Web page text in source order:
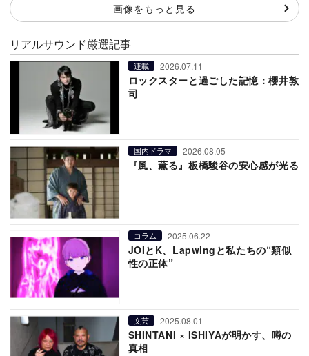
画像をもっと見る
リアルサウンド厳選記事
連載 2026.07.11
ロックスターと過ごした記憶：櫻井敦
司
国内ドラマ 2026.08.05
『風、薫る』板橋駿谷の安心感が光る
コラム 2025.06.22
JOIとK、Lapwingと私たちの“類似
性の正体”
文芸 2025.08.01
SHINTANI × ISHIYAが明かす、噂の
真相